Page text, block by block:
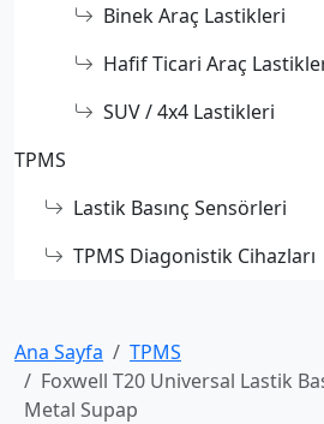
Binek Araç Lastikleri
Hafif Ticari Araç
SUV / 4x4 Lastikleri
TPMS
Lastik Basınç Sensörleri
TPMS Diagonistik Cihazları
Ana Sayfa
TPMS
Foxwell T20 Universal Lastik
Metal Supap